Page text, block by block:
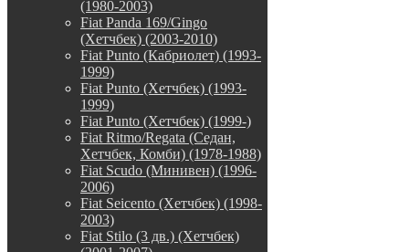
(1980-2003)
Fiat Panda 169/Gingo
(Хетчбек) (2003-2010)
Fiat Punto (Кабриолет) (1993-
1999)
Fiat Punto (Хетчбек) (1993-
1999)
Fiat Punto (Хетчбек) (1999-)
Fiat Ritmo/Regata (Седан,
Хетчбек, Комби) (1978-1988)
Fiat Scudo (Минивен) (1996-
2006)
Fiat Seicento (Хетчбек) (1998-
2003)
Fiat Stilo (3 дв.) (Хетчбек)